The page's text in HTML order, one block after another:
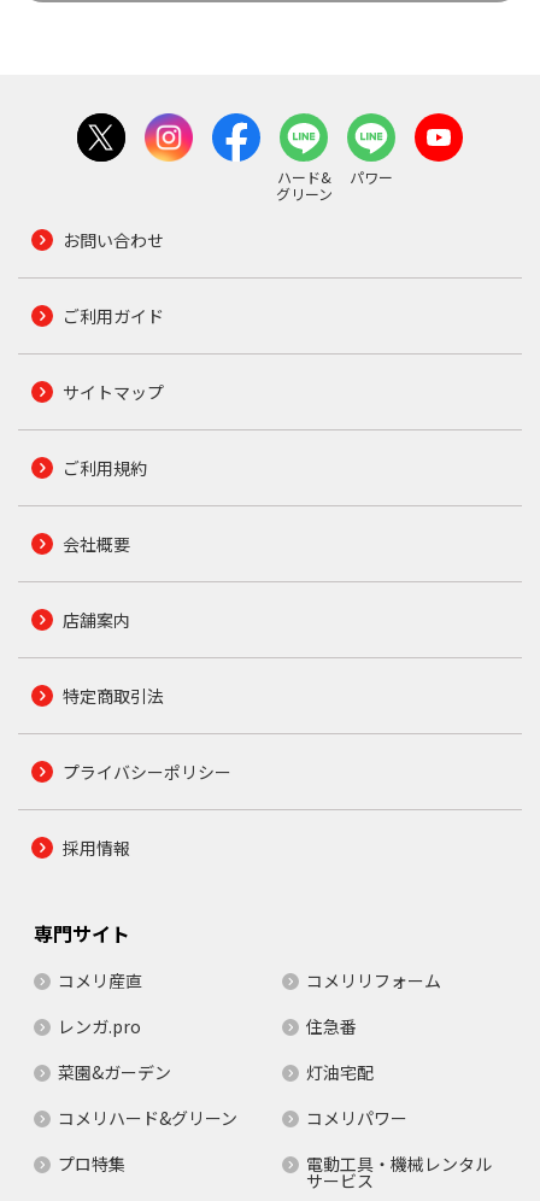
ハード&
グリーン
パワー
お問い合わせ
ご利用ガイド
サイトマップ
ご利用規約
会社概要
店舗案内
特定商取引法
プライバシーポリシー
採用情報
専門サイト
コメリ産直
コメリリフォーム
レンガ.pro
住急番
菜園&ガーデン
灯油宅配
コメリハード&グリーン
コメリパワー
プロ特集
電動工具・機械レンタル
サービス